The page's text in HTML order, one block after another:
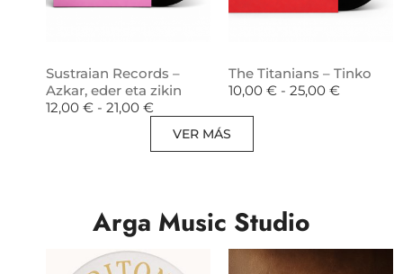
Sustraian Records –
Azkar, eder eta zikin
12,00 € - 21,00 €
The Titanians – Tinko
10,00 € - 25,00 €
VER MÁS
Arga Music Studio